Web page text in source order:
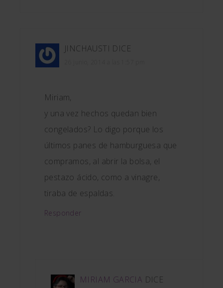
JINCHAUSTI DICE
Miriam,
y una vez hechos quedan bien
congelados? Lo digo porque los
últimos panes de hamburguesa que
compramos, al abrir la bolsa, el
pestazo ácido, como a vinagre,
tiraba de espaldas.
Responder
MIRIAM GARCIA DICE